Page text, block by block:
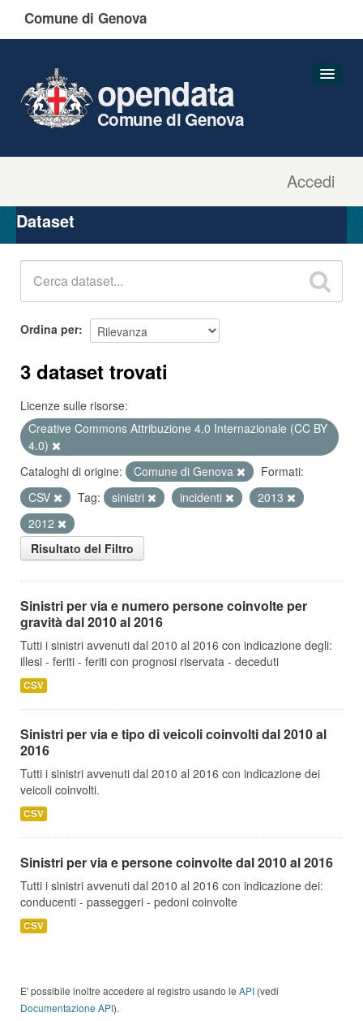
Comune di Genova
Accedi
opendata
Comune di Genova
Organizzazioni
Gruppi
Dataset
Ordina per
3 dataset trovati
Licenze sulle risorse:
Creative Commons Attribuzione 4.0 Internazionale (CC BY
4.0)
Cataloghi di origine:
Comune di Genova
Formati:
CSV
Tag: sinistri incidenti
2013
2012
Risultato del Filtro
Sinistri per via e numero persone coinvolte per
gravità dal 2010 al 2016
Tutti i sinistri avvenuti dal 2010 al 2016 con indicazione degli:
illesi - feriti - feriti con prognosi riservata - deceduti
CSV
Sinistri per via e tipo di veicoli coinvolti dal 2010 al
2016
Tutti i sinistri avvenuti dal 2010 al 2016 con indicazione dei
veicoli coinvolti.
CSV
Sinistri per via e persone coinvolte dal 2010 al 2016
Tutti i sinistri avvenuti dal 2010 al 2016 con indicazione dei:
conducenti - passeggeri - pedoni coinvolte
CSV
E' possibile inoltre accedere al registro usando le API (vedi
Documentazione API).